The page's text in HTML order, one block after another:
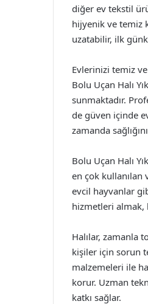
diğer ev tekstil
hijyenik ve temiz
uzatabilir, ilk
Evlerinizi temiz
Bolu Uçan Halı
sunmaktadır.
de güven içinde
zamanda
Bolu Uçan Halı
en çok kullanılan
evcil hayvanlar
hizmetleri almak,
Halılar, zamanla
kişiler için sorun
malzemeleri ile
korur. Uzman
katkı sağlar.